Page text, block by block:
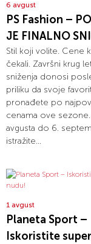
6 avgust
PS Fashion –
JE FINALNO
Stil koji volite. Cene
čekali. Završni krug
sniženja donosi
priliku da svoje
pronađete po
cenama ove
avgusta do 6.
istražite...
1 avgust
Planeta Sport –
Iskoristite super